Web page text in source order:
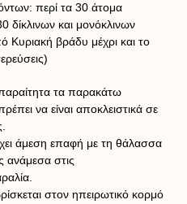
περί τα 30 άτομα
δίκλινων και μονόκλινων
βράδυ μέχρι και το
τα παρακάτω
να είναι αποκλειστικά σε
άμεση επαφή με τη θάλασσα
ανάμεσα στις
στον ηπειρωτικό κορμό